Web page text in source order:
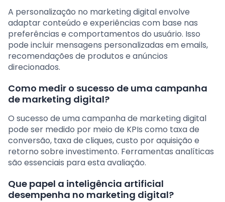
A personalização no marketing digital envolve
adaptar conteúdo e experiências com base nas
preferências e comportamentos do usuário. Isso
pode incluir mensagens personalizadas em emails,
recomendações de produtos e anúncios
direcionados.
Como medir o sucesso de uma campanha
de marketing digital?
O sucesso de uma campanha de marketing digital
pode ser medido por meio de KPIs como taxa de
conversão, taxa de cliques, custo por aquisição e
retorno sobre investimento. Ferramentas analíticas
são essenciais para esta avaliação.
Que papel a inteligência artificial
desempenha no marketing digital?